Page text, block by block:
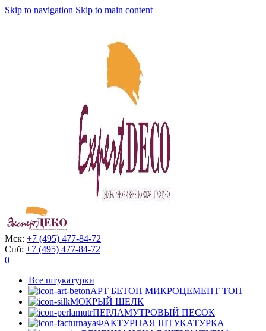
Skip to navigation Skip to main content
Мск: +7 (495) 477-84-72
Спб: +7 (495) 477-84-72
0
Все штукатурки
АРТ БЕТОН МИКРОЦЕМЕНТ ТОП
МОКРЫЙ ШЕЛК
ПЕРЛАМУТРОВЫЙ ПЕСОК
ФАКТУРНАЯ ШТУКАТУРКА